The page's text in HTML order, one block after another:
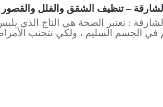
– تنظيف الشقق والفلل والقصور –
: تعتبر الصحة هي التاج الذي
في الجسم السليم ، ولكي نتجنب